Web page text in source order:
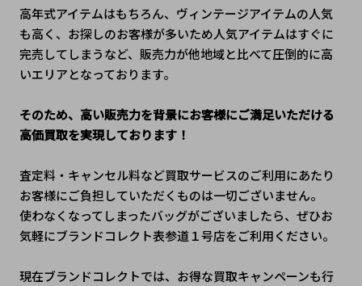
高年式アイテムはもちろん、ヴィンテージアイテムの人気
も高く、お探しのお客様が多いため人気アイテムはすぐに
完売してしまうなど、販売力が他地域と比べて圧倒的に高
いエリアとなっております。
そのため、高い販売力を背景にお客様にご満足いただける
高価買取を実現しております！
査定料・キャンセル料など買取サービスのご利用にあたり
お客様にご負担していただくものは一切ございません。
使わなくなってしまったバッグがございましたら、ぜひお
気軽にブランドコレクト表参道１号店をご利用ください。
現在ブランドコレクトでは、お得な買取キャンペーンも行